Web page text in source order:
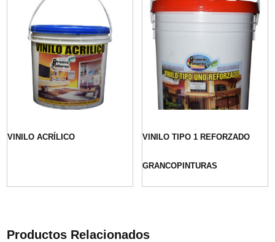
VINILO ACRÍLICO VINILO TIPO 1 REFORZADO
GRANCOPINTURAS
Productos Relacionados